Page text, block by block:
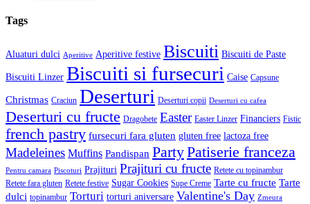
Tags
Aluaturi dulci Aperitive Aperitive festive Biscuiti Biscuiti de Paste
Biscuiti Linzer Biscuiti si fursecuri Caise Capsune
Christmas Craciun Deserturi Deserturi copii Deserturi cu cafea
Deserturi cu fructe Dragobete Easter Easter Linzer Financiers Fistic
french pastry fursecuri fara gluten gluten free lactoza free
Madeleines Muffins Pandispan PartyPatiserie franceza
Pentru camara Piscoturi Prajituri Prajituri cu fructe Retete cu topinambur
Retete fara gluten Retete festive Sugar Cookies Supe Creme Tarte cu fructe Tarte
dulci topinambur Torturi torturi aniversare Valentine's Day Zmeura